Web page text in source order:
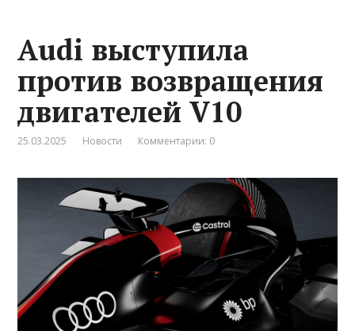
Audi выступила
против возвращения
двигателей V10
25.03.2025 Новости Комментарии: 0